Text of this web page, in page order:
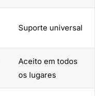
Suporte universal
Aceito em todos
os lugares